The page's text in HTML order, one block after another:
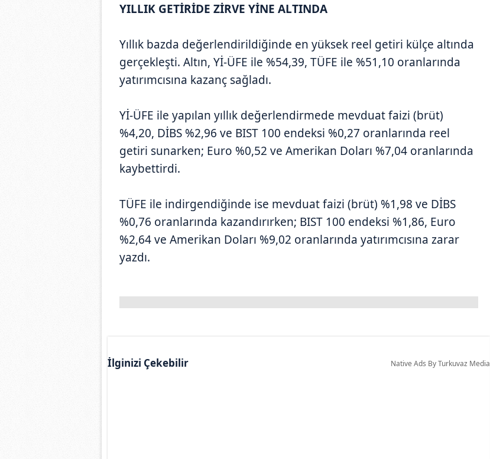
YILLIK GETİRİDE ZİRVE YİNE ALTINDA
Yıllık bazda değerlendirildiğinde en yüksek reel getiri külçe altında
gerçekleşti. Altın, Yİ-ÜFE ile %54,39, TÜFE ile %51,10 oranlarında
yatırımcısına kazanç sağladı.
Yİ-ÜFE ile yapılan yıllık değerlendirmede mevduat faizi (brüt)
%4,20, DİBS %2,96 ve BIST 100 endeksi %0,27 oranlarında reel
getiri sunarken; Euro %0,52 ve Amerikan Doları %7,04 oranlarında
kaybettirdi.
TÜFE ile indirgendiğinde ise mevduat faizi (brüt) %1,98 ve DİBS
%0,76 oranlarında kazandırırken; BIST 100 endeksi %1,86, Euro
%2,64 ve Amerikan Doları %9,02 oranlarında yatırımcısına zarar
yazdı.
İlginizi Çekebilir Native Ads By Turkuvaz Media